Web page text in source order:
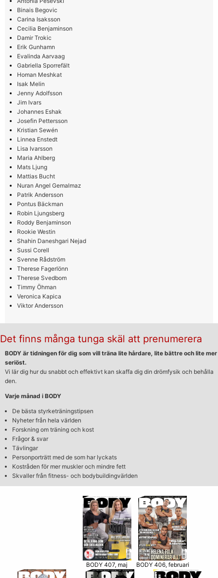
Binais Begovic
Carina Isaksson
Cecilia Benjaminson
Damir Trokic
Erik Gunhamn
Evalinda Aarvaag
Gabriella Sporrefält
Homan Meshkat
Isak Melin
Jenny Adolfsson
Jim Ivars
Johannes Eshak
Josefin Pettersson
Kristian Sewén
Linnea Enstedt
Lisa Ivarsson
Maria Ahlberg
Mats Ljung
Mattias Bucht
Nuran Angel Gemalmaz
Patrik Andersson
Pontus Bäckman
Robin Ljungsberg
Roddy Benjaminson
Rookie Westin
Shahin Daneshgari Nejad
Sussi Corell
Svenne Rådström
Therese Fagerlönn
Therese Svedbom
Timmy Öhman
Veronica Kapica
Viktor Andersson
Det finns många tunga skäl att prenumerera
BODY är tidningen för dig som vill träna lite hårdare, lite bättre och lite mer
seriöst.
Vi lär dig hur du snabbt och effektivt kan skaffa dig din drömfysik och behålla
den.
Varje månad i BODY
De bästa styrketräningstipsen
Nyheter från hela världen
Forskning om träning och kost
Frågor & svar
Tävlingar
Personporträtt med de som har lyckats
Kostråden för mer muskler och mindre fett
Skvaller från fitness- och bodybuildingvärlden
BODY 407, maj BODY 406, februari